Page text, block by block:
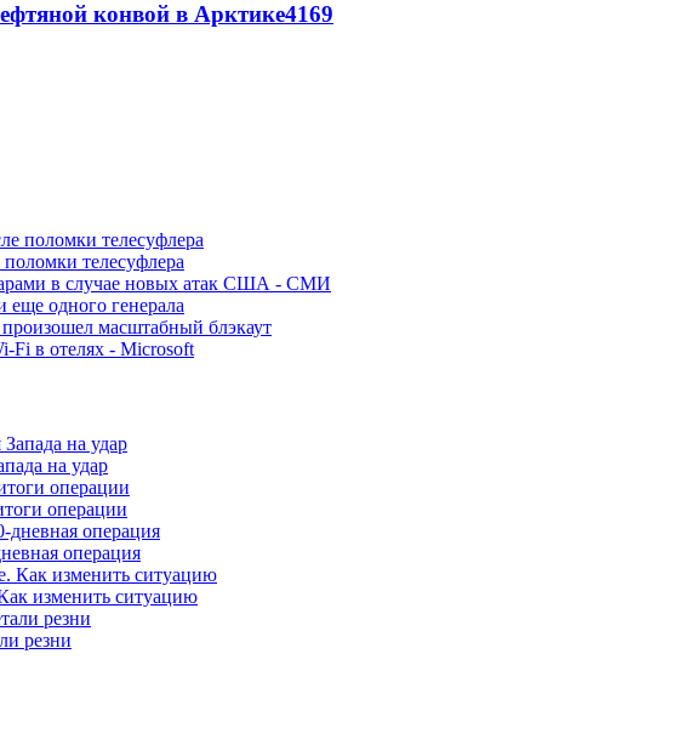
конвой в Арктике4169
телесуфлера
в случае новых атак США - СМИ
еще одного генерала
масштабный блэкаут
Fi в отелях - Microsoft
на удар
операции
операция
изменить ситуацию
резни